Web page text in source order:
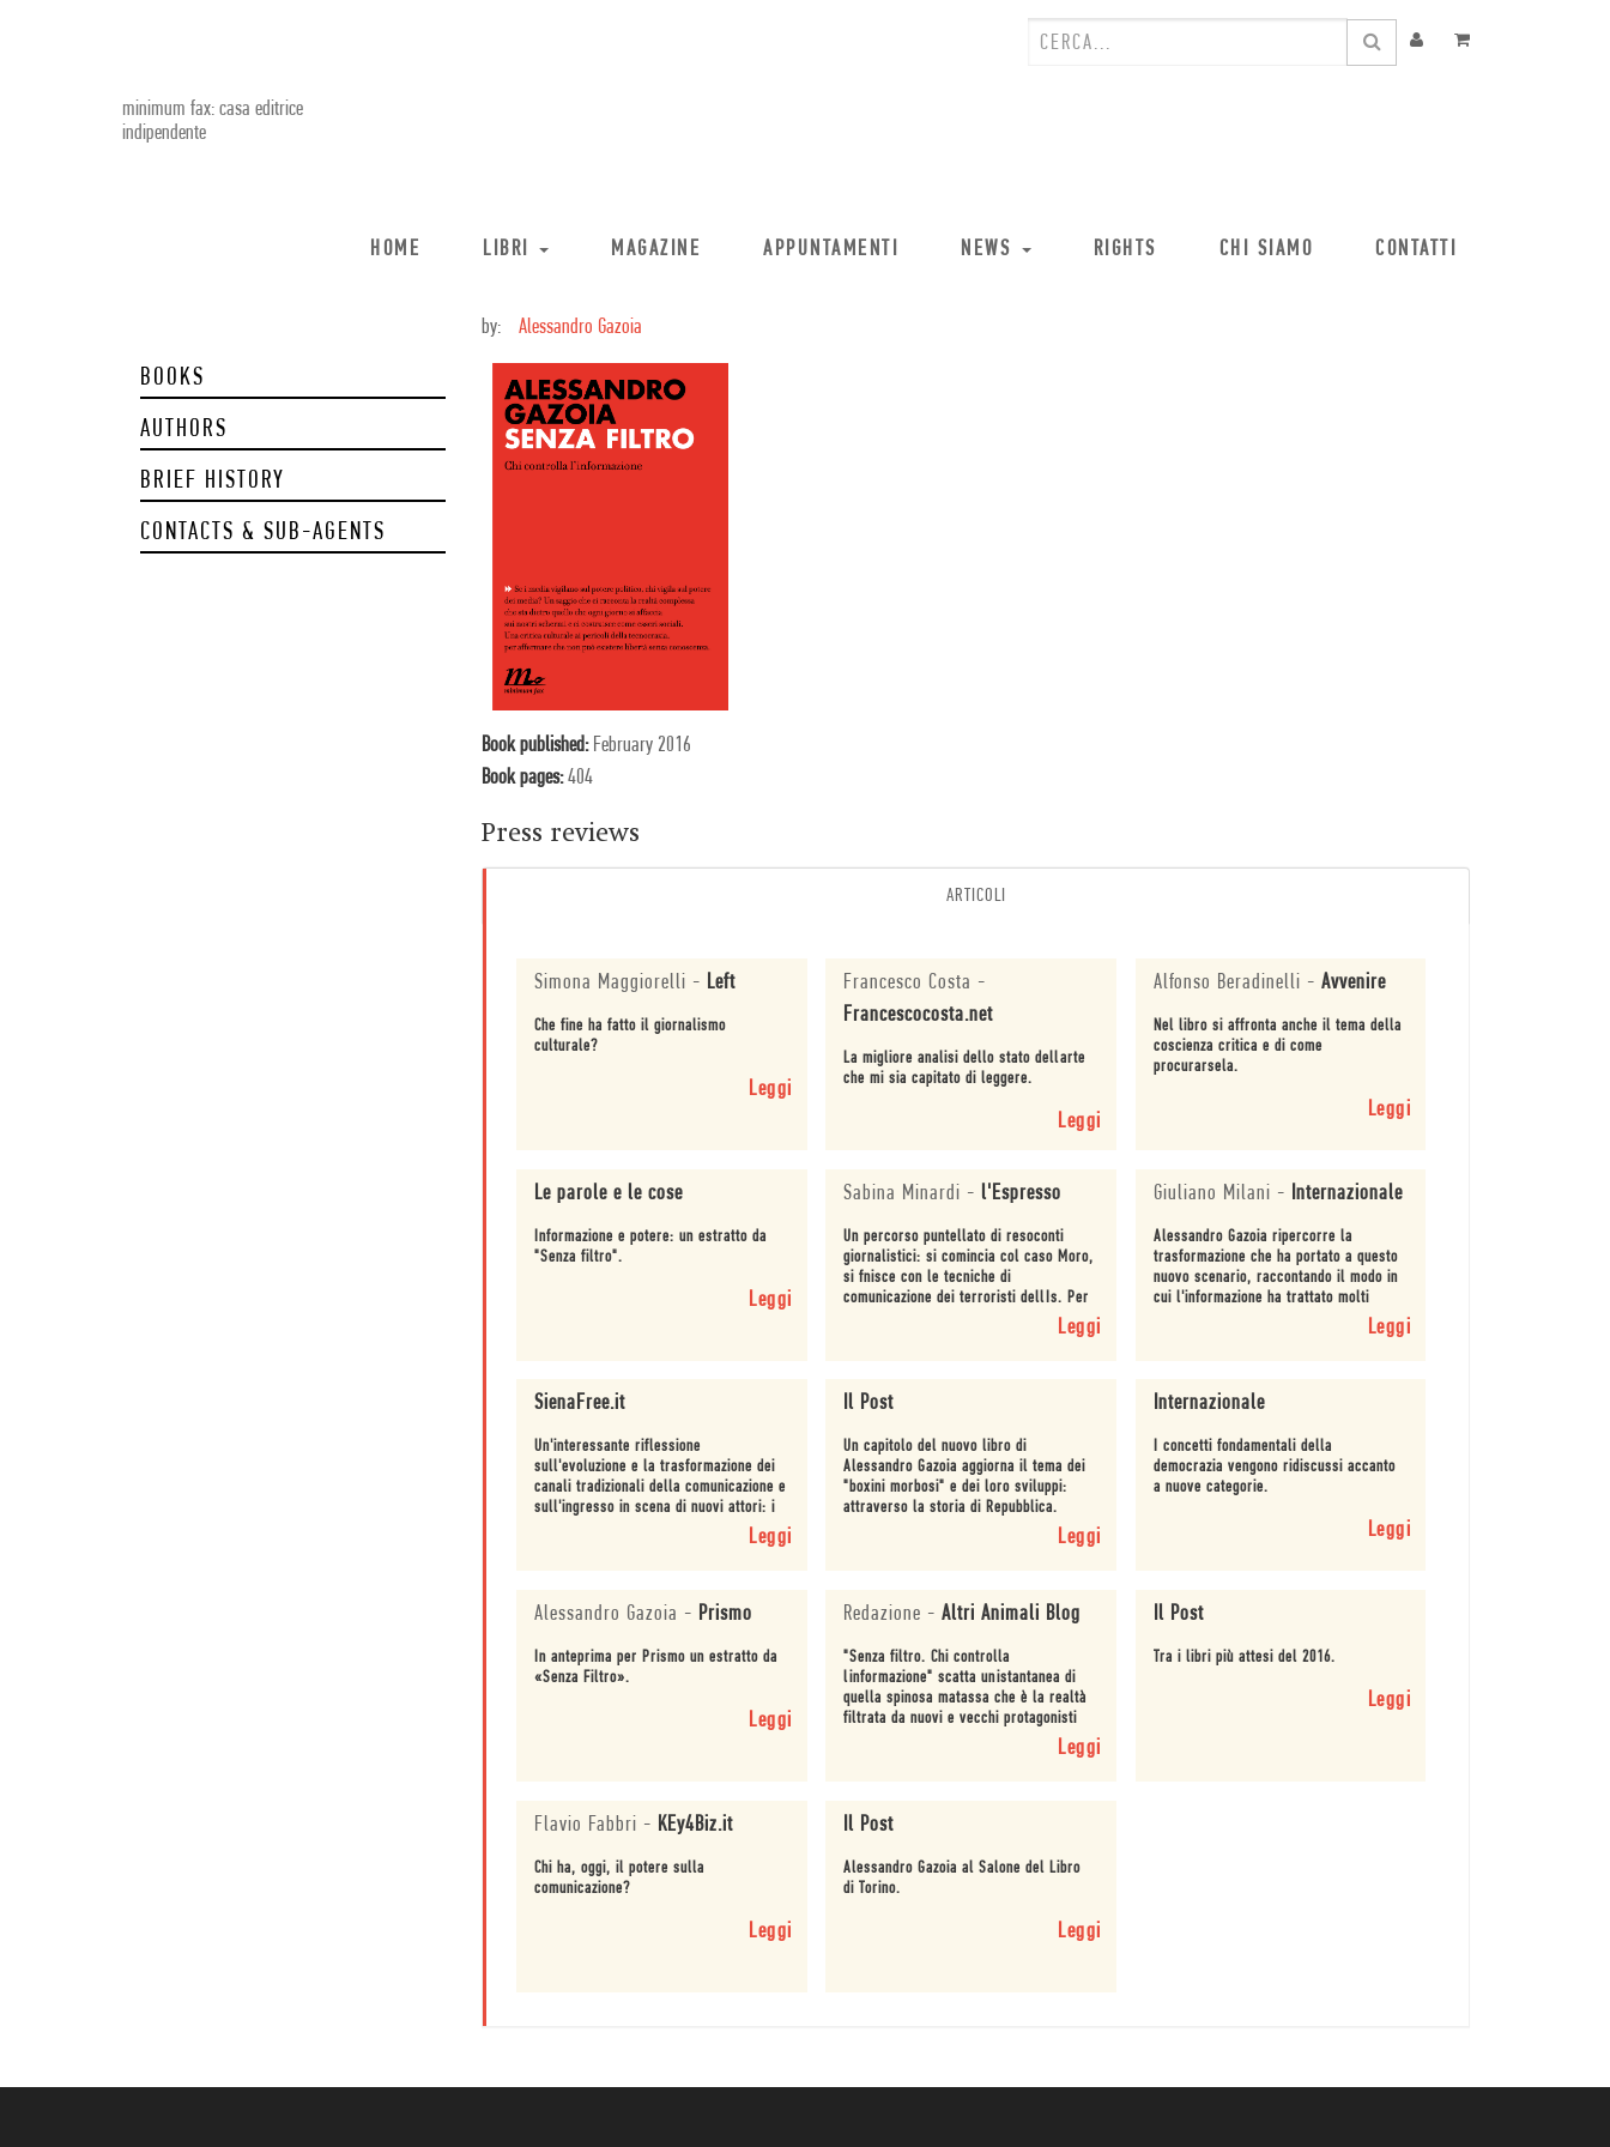
minimum fax: casa editrice
indipendente
HOME LIBRI MAGAZINE APPUNTAMENTI NEWS RIGHTS CHI SIAMO CONTATTI
BOOKS
AUTHORS
BRIEF HISTORY
CONTACTS & SUB-AGENTS
by: Alessandro Gazoia
Book published: February 2016
Book pages:404
Press reviews
ARTICOLI
Simona Maggiorelli - Left
Che fine ha fatto il giornalismo
culturale?
Leggi
Francesco Costa -
Francescocosta.net
La migliore analisi dello stato dellarte
che mi sia capitato di leggere.
Leggi
Alfonso Beradinelli - Avvenire
Nel libro si affronta anche il tema della
coscienza critica e di come
procurarsela.
Leggi
Le parole e le cose
Informazione e potere: un estratto da
"Senza filtro".
Leggi
Sabina Minardi -l'Espresso
Un percorso puntellato di resoconti
giornalistici: si comincia col caso Moro,
si fnisce con le tecniche di
comunicazione dei terroristi dellIs. Per
Leggi
Giuliano Milani - Internazionale
Alessandro Gazoia ripercorre la
trasformazione che ha portato a questo
nuovo scenario, raccontando il modo in
cui l'informazione ha trattato molti
eventi: dal caso Moro agli attentati diLeggi
SienaFree.it
Un'interessante riflessione
sull'evoluzione e la trasformazione dei
canali tradizionali della comunicazione e
sull'ingresso in scena di nuovi attori: i
Leggi
Il Post
Un capitolo del nuovo libro di
Alessandro Gazoia aggiorna il tema dei
"boxini morbosi" e dei loro sviluppi:
attraverso la storia di Repubblica.
Leggi
Internazionale
I concetti fondamentali della
democrazia vengono ridiscussi accanto
a nuove categorie.
Leggi
Alessandro Gazoia - Prismo
In anteprima per Prismo un estratto da
«Senza Filtro».
Leggi
Redazione -Altri Animali Blog
"Senza filtro. Chi controlla
linformazione" scatta unistantanea di
quella spinosa matassa che è la realtà
filtrata da nuovi e vecchi protagonisti
dellinformazione e sprona il lettore aLeggi
Il Post
Tra i libri più attesi del 2016.
Leggi
Flavio Fabbri - KEy4Biz.it
Chi ha, oggi, il potere sulla
comunicazione?
Leggi
Il Post
Alessandro Gazoia al Salone del Libro
di Torino.
Leggi